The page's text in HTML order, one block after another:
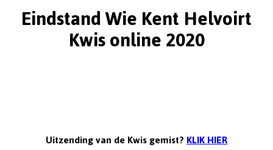
Eindstand Wie Kent Helvoirt
Kwis online 2020
Uitzending van de Kwis gemist?KLIK HIER